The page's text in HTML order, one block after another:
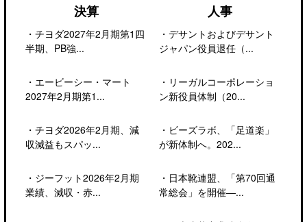
決算
・ チヨダ2027年2月期第1四
半期、PB強...
・ エービーシー・マート
2027年2月期第1...
・ チヨダ2026年2月期、減
収減益もスパッ...
・ ジーフット2026年2月期
業績、減収・赤...
人事
・ デサントおよびデサント
ジャパン役員退任（...
・ リーガルコーポレーショ
ン新役員体制（20...
・ ビーズラボ、「足道楽」
が新体制へ。202...
・ 日本靴連盟、「第70回通
常総会」を開催―...